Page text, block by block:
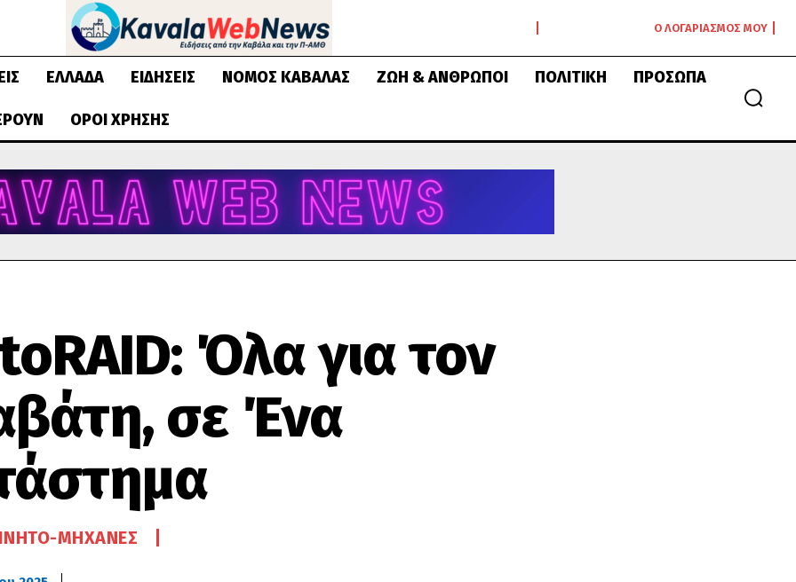
Ο ΛΟΓΑΡΙΑΣΜΌΣ ΜΟΥ
ΕΛΛΆΔΑ ΕΙΔΉΣΕΙΣ ΝΟΜΌΣ ΚΑΒΆΛΑΣ ΖΩΉ & ΆΝΘΡΩΠΟΙ ΠΟΛΙΤΙΚΉ ΠΡΌΣΩΠΑ
ΌΡΟΙ ΧΡΉΣΗΣ
Όλα για τον
σε Ένα
ΜΗΧΑΝΈΣ